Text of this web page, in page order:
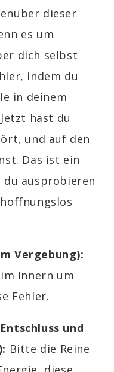
dieser
es um
dich selbst
indem du
in deinem
hast du
und auf den
Das ist ein
ausprobieren
Vergebung):
Innern um
Fehler.
und
Bitte die Reine